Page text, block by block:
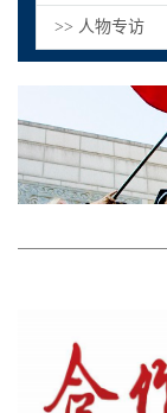
>> 人物专访